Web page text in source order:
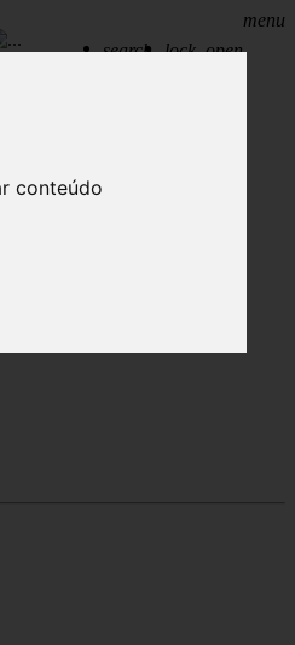
conteúdo
menu
lock_open
search